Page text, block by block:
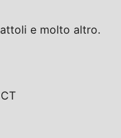
e molto altro.